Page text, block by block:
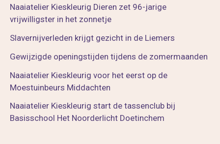
Naaiatelier Kieskleurig Dieren zet 96-jarige
vrijwilligster in het zonnetje
Slavernijverleden krijgt gezicht in de Liemers
Gewijzigde openingstijden tijdens de zomermaanden
Naaiatelier Kieskleurig voor het eerst op de
Moestuinbeurs Middachten
Naaiatelier Kieskleurig start de tassenclub bij
Basisschool Het Noorderlicht Doetinchem